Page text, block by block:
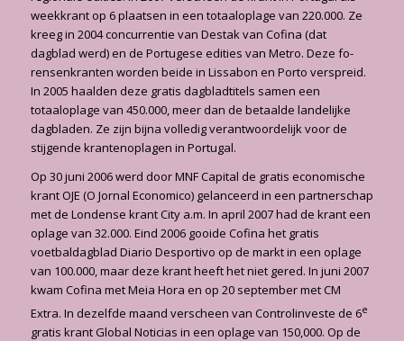
weekkrant op 6 plaatsen in een totaaloplage van 220.000. Ze
kreeg in 2004 concurrentie van Destak van Cofina (dat
dagblad werd) en de Portugese edities van Metro. Deze fo­
rensenkranten worden beide in Lissabon en Porto verspreid.
In 2005 haalden deze gratis dagbladtitels samen een
totaaloplage van 450.000, meer dan de betaalde landelijke
dagbla­den. Ze zijn bijna volledig verantwoordelijk voor de
stijgende krantenoplagen in Portugal.
Op 30 juni 2006 werd door MNF Capital de gratis economische
krant OJE (O Jornal Econo­mico) gelanceerd in een partnerschap
met de Londense krant City a.m. In april 2007 had de krant een
oplage van 32.000. Eind 2006 gooide Cofina het gratis
voetbaldagblad Diario Des­portivo op de markt in een oplage
van 100.000, maar deze krant heeft het niet gered. In juni 2007
kwam Cofina met Meia Hora en op 20 september met CM
Extra. In dezelfde maand verscheen van Controlinveste de 6e
gratis krant Global Noticias in een oplage van 150,000. Op de